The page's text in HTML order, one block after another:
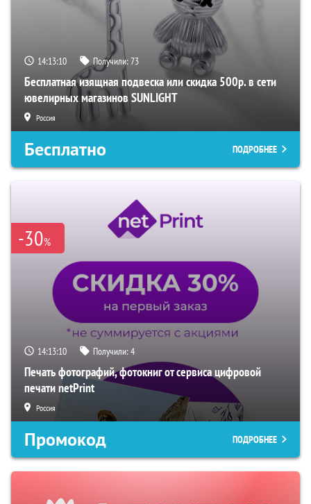
14:13:09 Получили:73
Бесплатная изящная подвеска или скидка 500р. в сети
ювелирных магазинов SUNLIGHT
Россия
Бесплатно ПОДРОБНЕЕ
-30%
14:13:09 Получили:4
Печать фотографий, фотокниг от сервиса цифровой
печати netPrint
Россия
Промокод ПОДРОБНЕЕ